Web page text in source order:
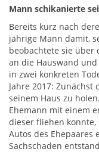
Mann schikanierte
Bereits kurz nach
jährige Mann damit,
beobachtete sie über
an die Hauswand
in zwei konkreten
Jahre 2017:
seinem Haus zu
Ehemann mit einem
dieser fliehen
Autos des
Sachschaden